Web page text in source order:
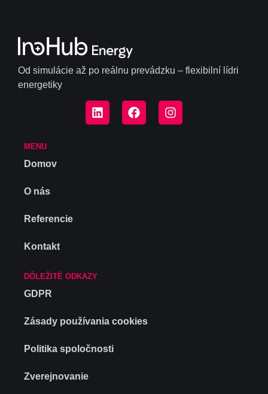
Od simulácie až po reálnu prevádzku – flexibilní lídri
energetiky
MENU
Domov
O nás
Referencie
Kontakt
DÔLEŽITÉ ODKAZY
GDPR
Zásady používania cookies
Politika spoločnosti
Zverejnovanie